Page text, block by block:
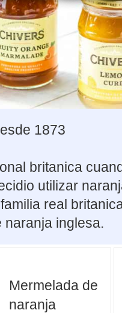
1873
britanica
utilizar
real
naranja inglesa.
Mermelada de
naranja